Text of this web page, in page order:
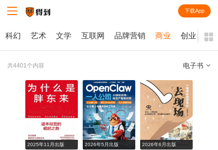
下载App
科幻 艺术 文学 互联网 品牌营销 商业 创业
共4401个内容 电子书
全部
课程
每天听本书
电子书
2025年11月出版 2026年5月出版 2026年6月出版